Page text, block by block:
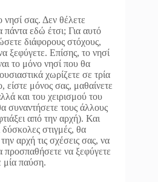
νησί σας. Δεν θέλετε
πάντα εδώ έτσι; Για αυτό
διάφορους στόχους,
ξεφύγετε. Επίσης, το νησί
το μόνο νησί που θα
χωρίζετε σε τρία
μόνος σας, μαθαίνετε
και του χειρισμού του
συναντήσετε τους άλλους
από την αρχή). Και
δύσκολες στιγμές, θα
αρχή τις σχέσεις σας, να
προσπαθήσετε να ξεφύγετε
μία παύση.